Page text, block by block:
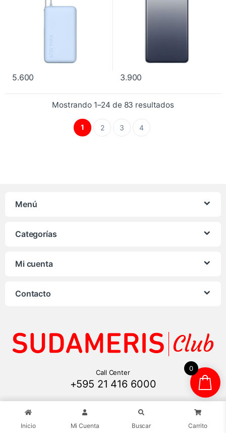
5.600 3.900
Mostrando 1–24 de 83 resultados
1 2 3 4
Menú
Categorías
Mi cuenta
Contacto
Call Center
+595 21 416 6000
Inicio Mi Cuenta Buscar Carrito
0